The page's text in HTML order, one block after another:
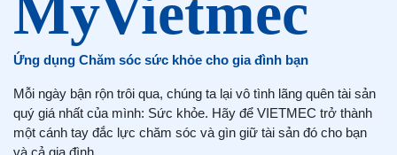
Ứng dụng Chăm sóc sức khỏe cho gia đình bạn
Mỗi ngày bận rộn trôi qua, chúng ta lại vô tình lãng quên tài sản
quý giá nhất của mình: Sức khỏe. Hãy để VIETMEC trở thành
một cánh tay đắc lực chăm sóc và gìn giữ tài sản đó cho bạn
và cả gia đình.